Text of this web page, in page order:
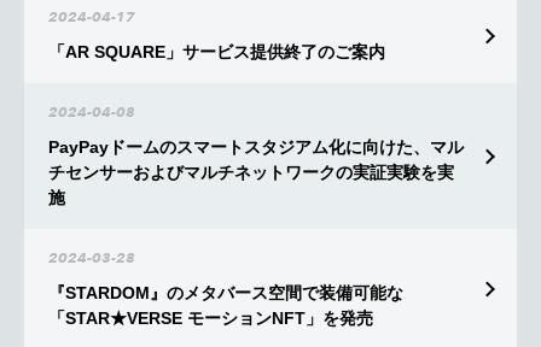
2024-04-17
「AR SQUARE」サービス提供終了のご案内
2024-04-08
PayPayドームのスマートスタジアム化に向けた、マル
チセンサーおよびマルチネットワークの実証実験を実
施
2024-03-28
『STARDOM』のメタバース空間で装備可能な
「STAR★VERSE モーションNFT」を発売